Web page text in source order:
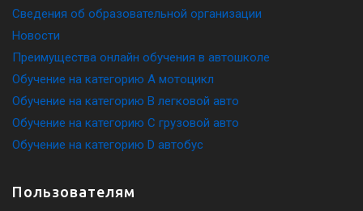
Сведения об образовательной организации
Новости
Преимущества онлайн обучения в автошколе
Обучение на категорию A мотоцикл
Обучение на категорию B легковой авто
Обучение на категорию C грузовой авто
Обучение на категорию D автобус
Пользователям